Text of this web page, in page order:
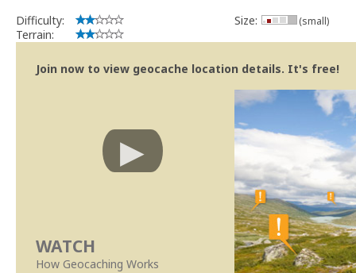
implicações que as guidelines actuais indicam.
Se no local existe algum container, por favor recolha-o a fim
Obrigado
Geocaching.com Volunteer Cache Reviewer
Difficulty:
Terrain:
Size: (small)
Join now to view geocache location details. It's free!
WATCH
How Geocaching Works